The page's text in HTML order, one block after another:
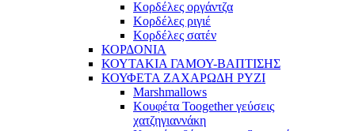
Κορδέλες οργάντζα
Κορδέλες ριγιέ
Κορδέλες σατέν
ΚΟΡΔΟΝΙΑ
ΚΟΥΤΑΚΙΑ ΓΑΜΟΥ-ΒΑΠΤΙΣΗΣ
ΚΟΥΦΕΤΑ ΖΑΧΑΡΩΔΗ ΡΥΖΙ
Marshmallows
Κουφέτα Toogether γεύσεις
χατζηγιαννάκη